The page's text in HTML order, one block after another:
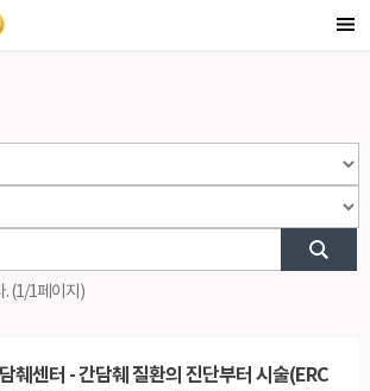
. (1/1페이지)
췌센터 - 간담췌 질환의 진단부터 시술(ERC